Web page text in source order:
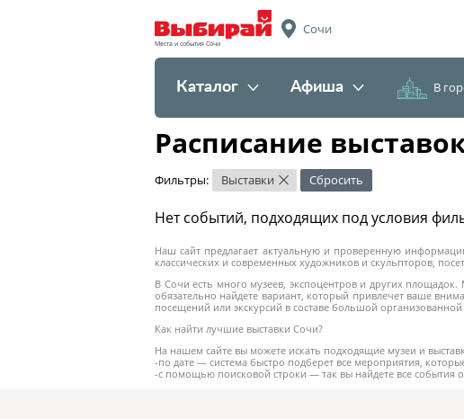
Места и события Сочи
Сочи
Каталог Афиша В
Расписание
Фильтры:
Выставки × Сбросить
Наш сайт предлагает актуальную и проверенную
классических и современных художников и скульпторов,
В Сочи есть много музеев, экспоцентров и других
обязательно найдете вариант, который привлечет ваше
посещений или экскурсий в составе большой
Как найти лучшие выставки Сочи?
На нашем сайте вы можете искать подходящие музеи и
-по дате — система быстро подберет все мероприятия,
-с помощью поисковой строки — так вы найдете все события
Нет событий, подходящих под условия